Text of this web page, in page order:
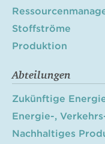
Stoffströme
Produktion
Abteilungen
Zukünftige
Energie-,
Nachhaltiges